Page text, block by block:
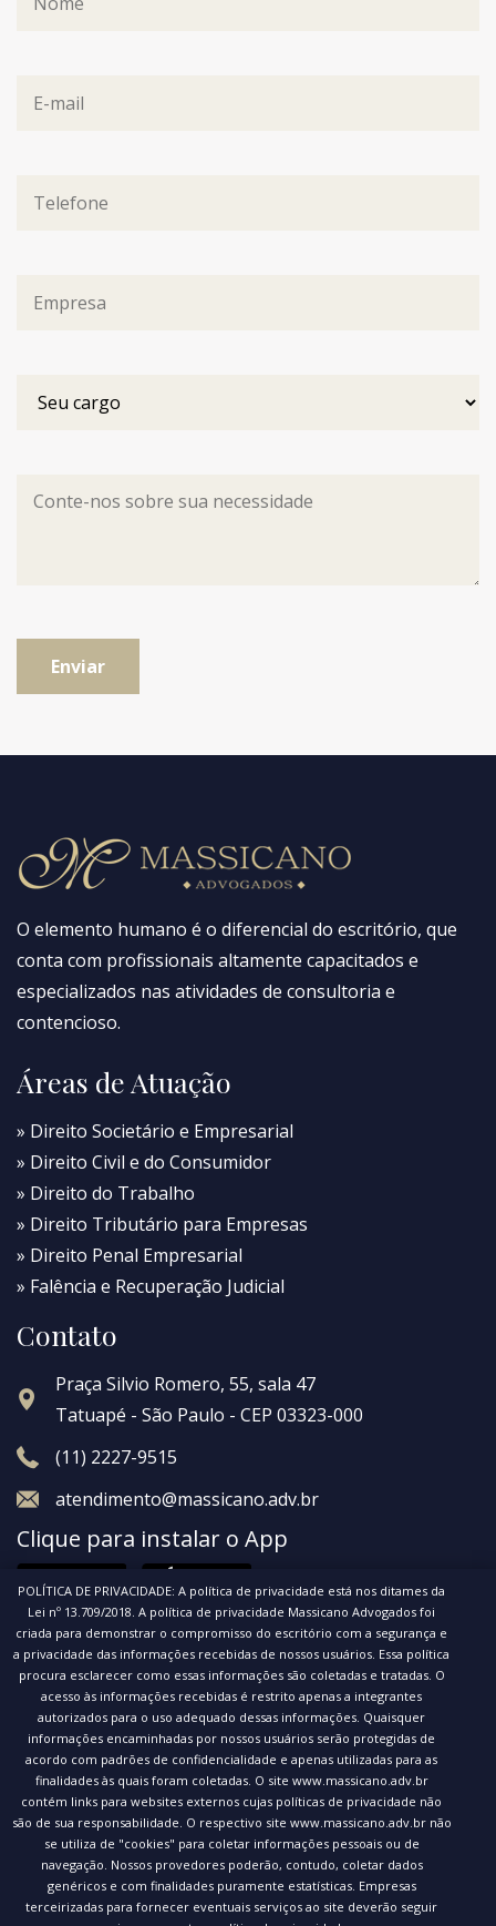
Enviar
O elemento humano é o diferencial do escritório, que
conta com profissionais altamente capacitados e
especializados nas atividades de consultoria e
contencioso.
Áreas de Atuação
» Direito Societário e Empresarial
» Direito Civil e do Consumidor
» Direito do Trabalho
» Direito Tributário para Empresas
» Direito Penal Empresarial
» Falência e Recuperação Judicial
Contato
Praça Silvio Romero, 55, sala 47
Tatuapé - São Paulo - CEP 03323-000
(11) 2227-9515
atendimento@massicano.adv.br
Clique para instalar o App
© 2020 Massicano Advogados. Todos os direitos
reservados.
Política de privacidade
POLÍTICA DE PRIVACIDADE: A política de privacidade está nos ditames da
Lei nº 13.709/2018. A política de privacidade Massicano Advogados foi
criada para demonstrar o compromisso do escritório com a segurança e
a privacidade das informações recebidas de nossos usuários. Essa política
procura esclarecer como essas informações são coletadas e tratadas. O
acesso às informações recebidas é restrito apenas a integrantes
autorizados para o uso adequado dessas informações. Quaisquer
informações encaminhadas por nossos usuários serão protegidas de
acordo com padrões de confidencialidade e apenas utilizadas para as
finalidades às quais foram coletadas. O site www.massicano.adv.br
contém links para websites externos cujas políticas de privacidade não
são de sua responsabilidade. O respectivo site www.massicano.adv.br não
se utiliza de "cookies" para coletar informações pessoais ou de
navegação. Nossos provedores poderão, contudo, coletar dados
genéricos e com finalidades puramente estatísticas. Empresas
terceirizadas para fornecer eventuais serviços ao site deverão seguir